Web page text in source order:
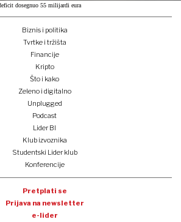
dosegnuo 55 milijardi eura
Biznis i politika
Tvrtke i tržišta
Financije
Kripto
Što i kako
Zeleno i digitalno
Unplugged
Podcast
Lider BI
Klub izvoznika
Studentski Lider klub
Konferencije
Pretplati se
Prijava na newsletter
e-lider